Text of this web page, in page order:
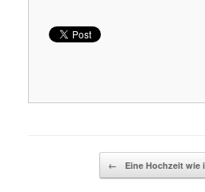
← Eine Hochzeit wie